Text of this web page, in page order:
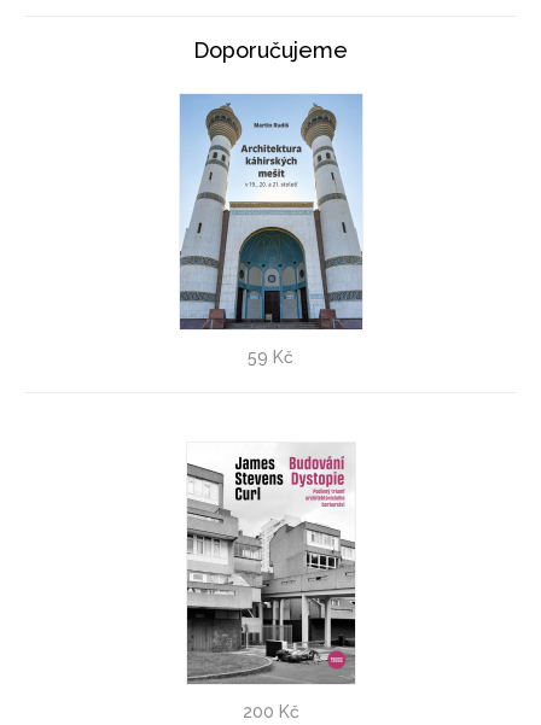
Doporučujeme
Architektura káhirských mešit - VÝPRODEJ!
59 Kč
Budování Dystopie - VÝPRODEJ!
200 Kč